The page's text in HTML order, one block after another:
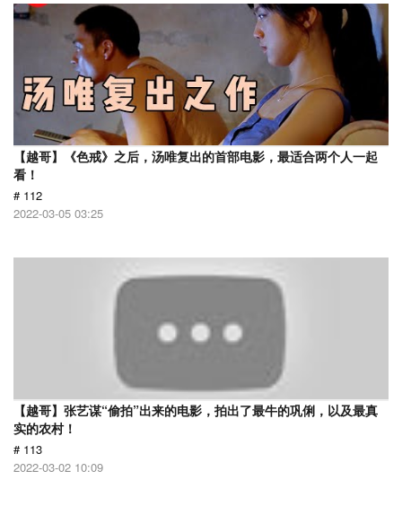
【越哥】《色戒》之后，汤唯复出的首部电影，最适合两个人一起
看！
# 112
2022-03-05 03:25
【越哥】张艺谋“偷拍”出来的电影，拍出了最牛的巩俐，以及最真
实的农村！
# 113
2022-03-02 10:09